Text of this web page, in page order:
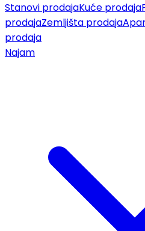
Stanovi prodajaKuće prodaja
prodajaZemljišta prodaja
prodaja
Najam